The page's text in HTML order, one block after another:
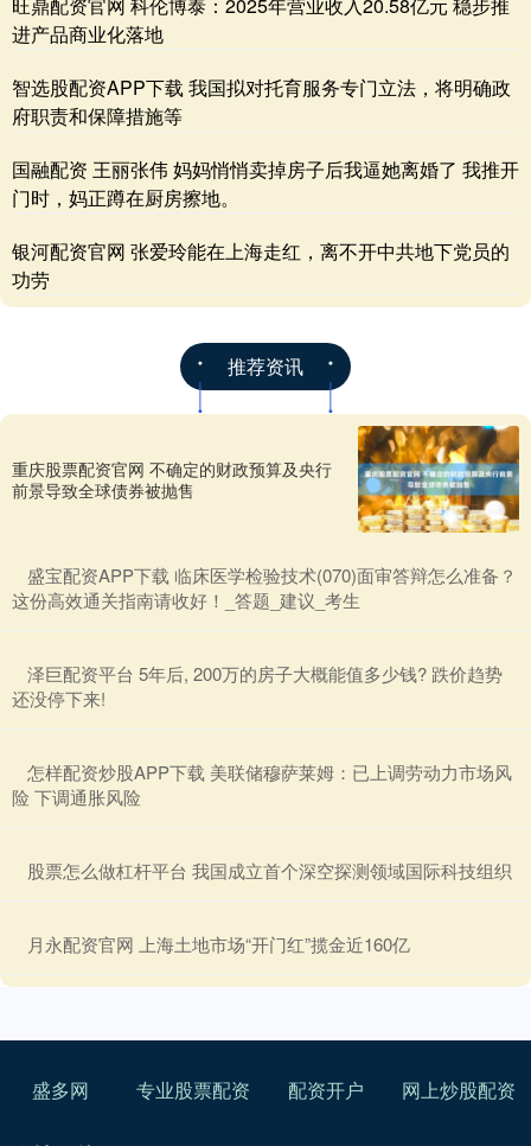
进产品商业化落地
智选股配资APP下载 我国拟对托育服务专门立法，将明确政
府职责和保障措施等
国融配资 王丽张伟 妈妈悄悄卖掉房子后我逼她离婚了 我推开
门时，妈正蹲在厨房擦地。
银河配资官网 张爱玲能在上海走红，离不开中共地下党员的
功劳
推荐资讯
重庆股票配资官网 不确定的财政预算及央行
前景导致全球债券被抛售
​盛宝配资APP下载 临床医学检验技术(070)面审答辩怎么准备？
这份高效通关指南请收好！_答题_建议_考生
​泽巨配资平台 5年后, 200万的房子大概能值多少钱? 跌价趋势
还没停下来!
​怎样配资炒股APP下载 美联储穆萨莱姆：已上调劳动力市场风
险 下调通胀风险
​股票怎么做杠杆平台 我国成立首个深空探测领域国际科技组织
​月永配资官网 上海土地市场“开门红”揽金近160亿
盛多网 专业股票配资 配资开户 网上炒股配资